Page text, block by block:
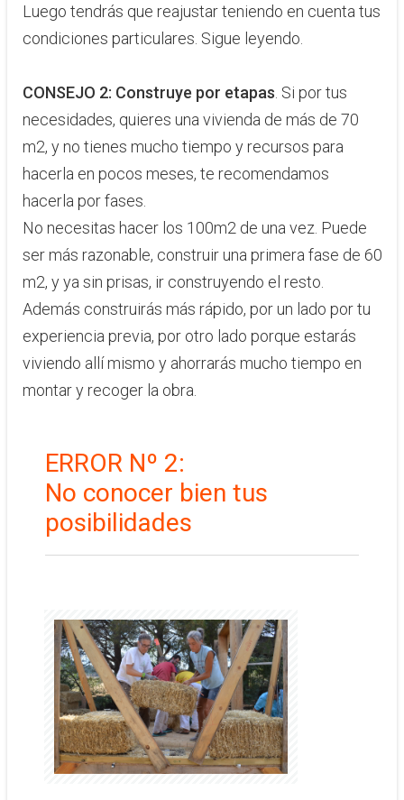
Luego tendrás que reajustar teniendo en cuenta tus
condiciones particulares. Sigue leyendo.
CONSEJO 2: Construye por etapas . Si por tus
necesidades, quieres una vivienda de más de 70
m2, y no tienes mucho tiempo y recursos para
hacerla en pocos meses, te recomendamos
hacerla por fases.
No necesitas hacer los 100m2 de una vez. Puede
ser más razonable, construir una primera fase de 60
m2, y ya sin prisas, ir construyendo el resto.
Además construirás más rápido, por un lado por tu
experiencia previa, por otro lado porque estarás
viviendo allí mismo y ahorrarás mucho tiempo en
montar y recoger la obra.
ERROR Nº 2:
No ​​conocer bien tus
posibilidades